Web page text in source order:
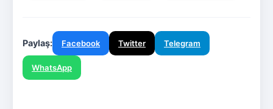
Paylaş: Facebook Twitter Telegram
WhatsApp